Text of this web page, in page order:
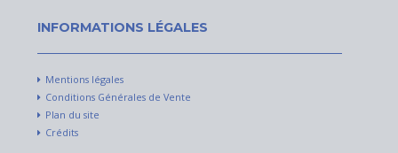
INFORMATIONS LÉGALES
Mentions légales
Conditions Générales de Vente
Plan du site
Crédits